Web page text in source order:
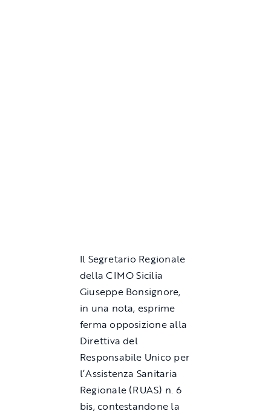
Il Segretario Regionale
della CIMO Sicilia
Giuseppe Bonsignore,
in una nota, esprime
ferma opposizione alla
Direttiva del
Responsabile Unico per
l’Assistenza Sanitaria
Regionale (RUAS) n. 6
bis, contestandone la